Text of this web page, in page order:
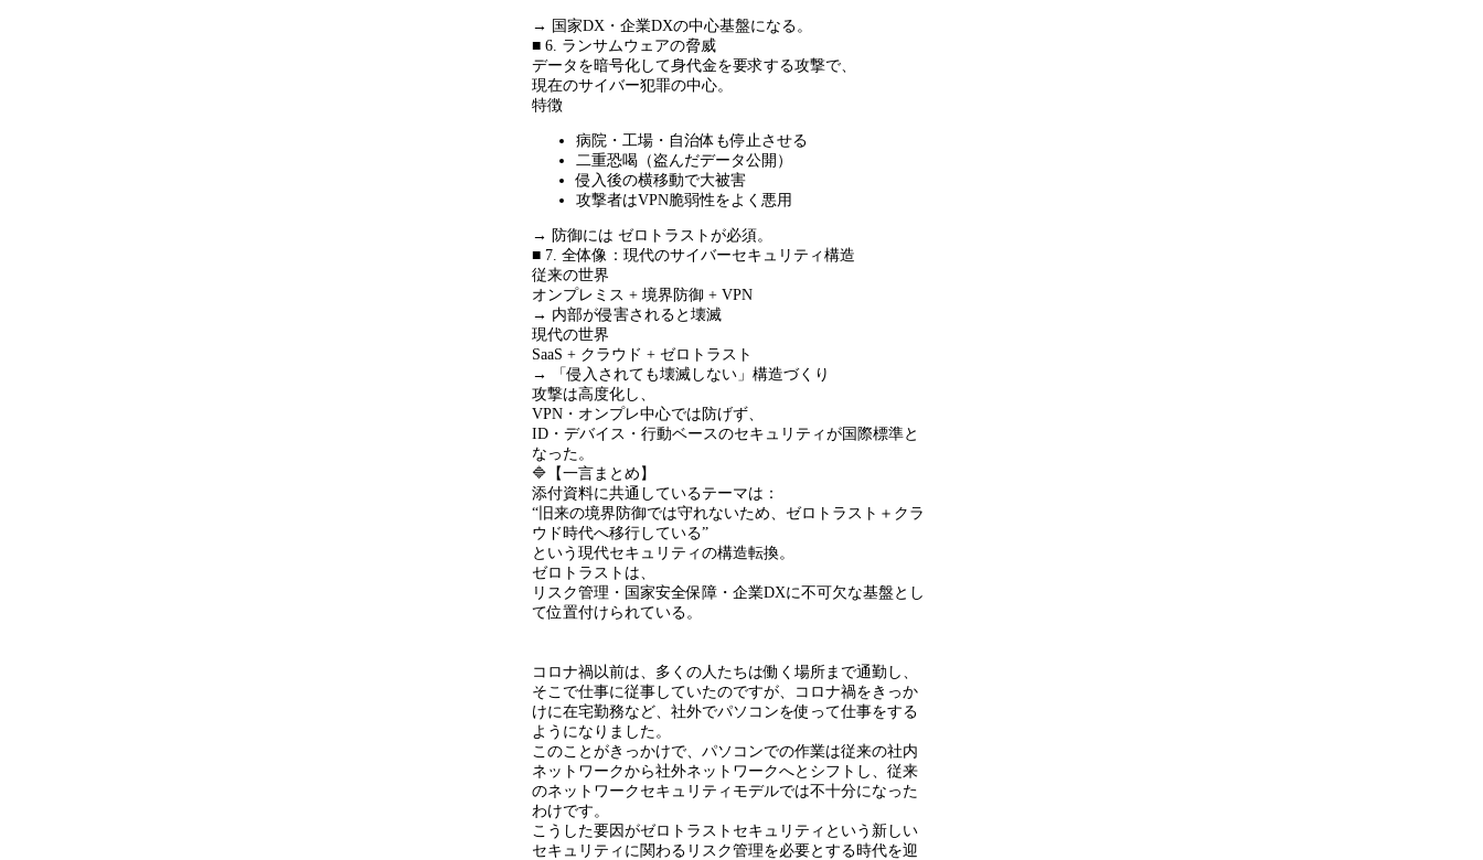
→ 国家DX ・企業DXの中心基盤になる。
■ 6. ランサムウェアの脅威
データを暗号化して身代金を要求する攻撃で、
現在のサイバー犯罪の中心。
特徴
病院・工場・自治体も停止させる
二重恐喝（盗んだデータ公開）
侵入後の横移動で大被害
攻撃者はVPN脆弱性をよく悪用
→ 防御には ゼロトラストが必須。
■ 7. 全体像：現代のサイバーセキュリティ構造
従来の世界
オンプレミス + 境界防御 + VPN
→ 内部が侵害されると壊滅
現代の世界
SaaS + クラウド + ゼロトラスト
→
「侵入されても壊滅しない」構造づくり
攻撃は高度化し、
VPN ・オンプレ中心では防げず、
ID ・デバイス・行動ベースのセキュリティが国際標準と
なった。
🔷【一言まとめ】
添付資料に共通しているテーマは：
“旧来の境界防御では守れないため、ゼロトラスト＋クラ
ウド時代へ移行している”
という現代セキュリティの構造転換。
ゼロトラストは、
リスク管理・国家安全保障・企業DXに不可欠な基盤とし
て位置付けられている。
コロナ禍以前は、多くの人たちは働く場所まで通勤し、
そこで仕事に従事していたのですが、コロナ禍をきっか
けに在宅勤務など、社外でパソコンを使って仕事をする
ようになりました。
このことがきっかけで、パソコンでの作業は従来の社内
ネットワークから社外ネットワークへとシフトし、従来
のネットワークセキュリティモデルでは不十分になった
わけです。
こうした要因がゼロトラストセキュリティという新しい
セキュリティに関わるリスク管理を必要とする時代を迎